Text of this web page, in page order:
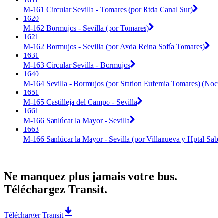
M-161 Circular Sevilla - Tomares (por Rtda Canal Sur)
1620
M-162 Bormujos - Sevilla (por Tomares)
1621
M-162 Bormujos - Sevilla (por Avda Reina Sofía Tomares)
1631
M-163 Circular Sevilla - Bormujos
1640
M-164 Sevilla - Bormujos (por Station Eufemia Tomares)
1651
M-165 Castilleja del Campo - Sevilla
1661
M-166 Sanlúcar la Mayor - Sevilla
1663
M-166 Sanlúcar la Mayor - Sevilla (por Villanueva y Hptal
Ne manquez plus jamais votre bus.
Téléchargez Transit.
Télécharger Transit